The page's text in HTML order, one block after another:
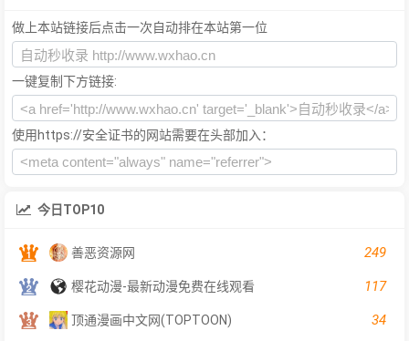
做上本站链接后点击一次自动排在本站第一位
一键复制下方链接:
使用https://安全证书的网站需要在头部加入：
今日TOP10
善恶资源网 249
樱花动漫-最新动漫免费在线观看 117
顶通漫画中文网(TOPTOON) 34